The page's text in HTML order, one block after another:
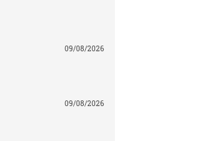
09/08/2026
09/08/2026